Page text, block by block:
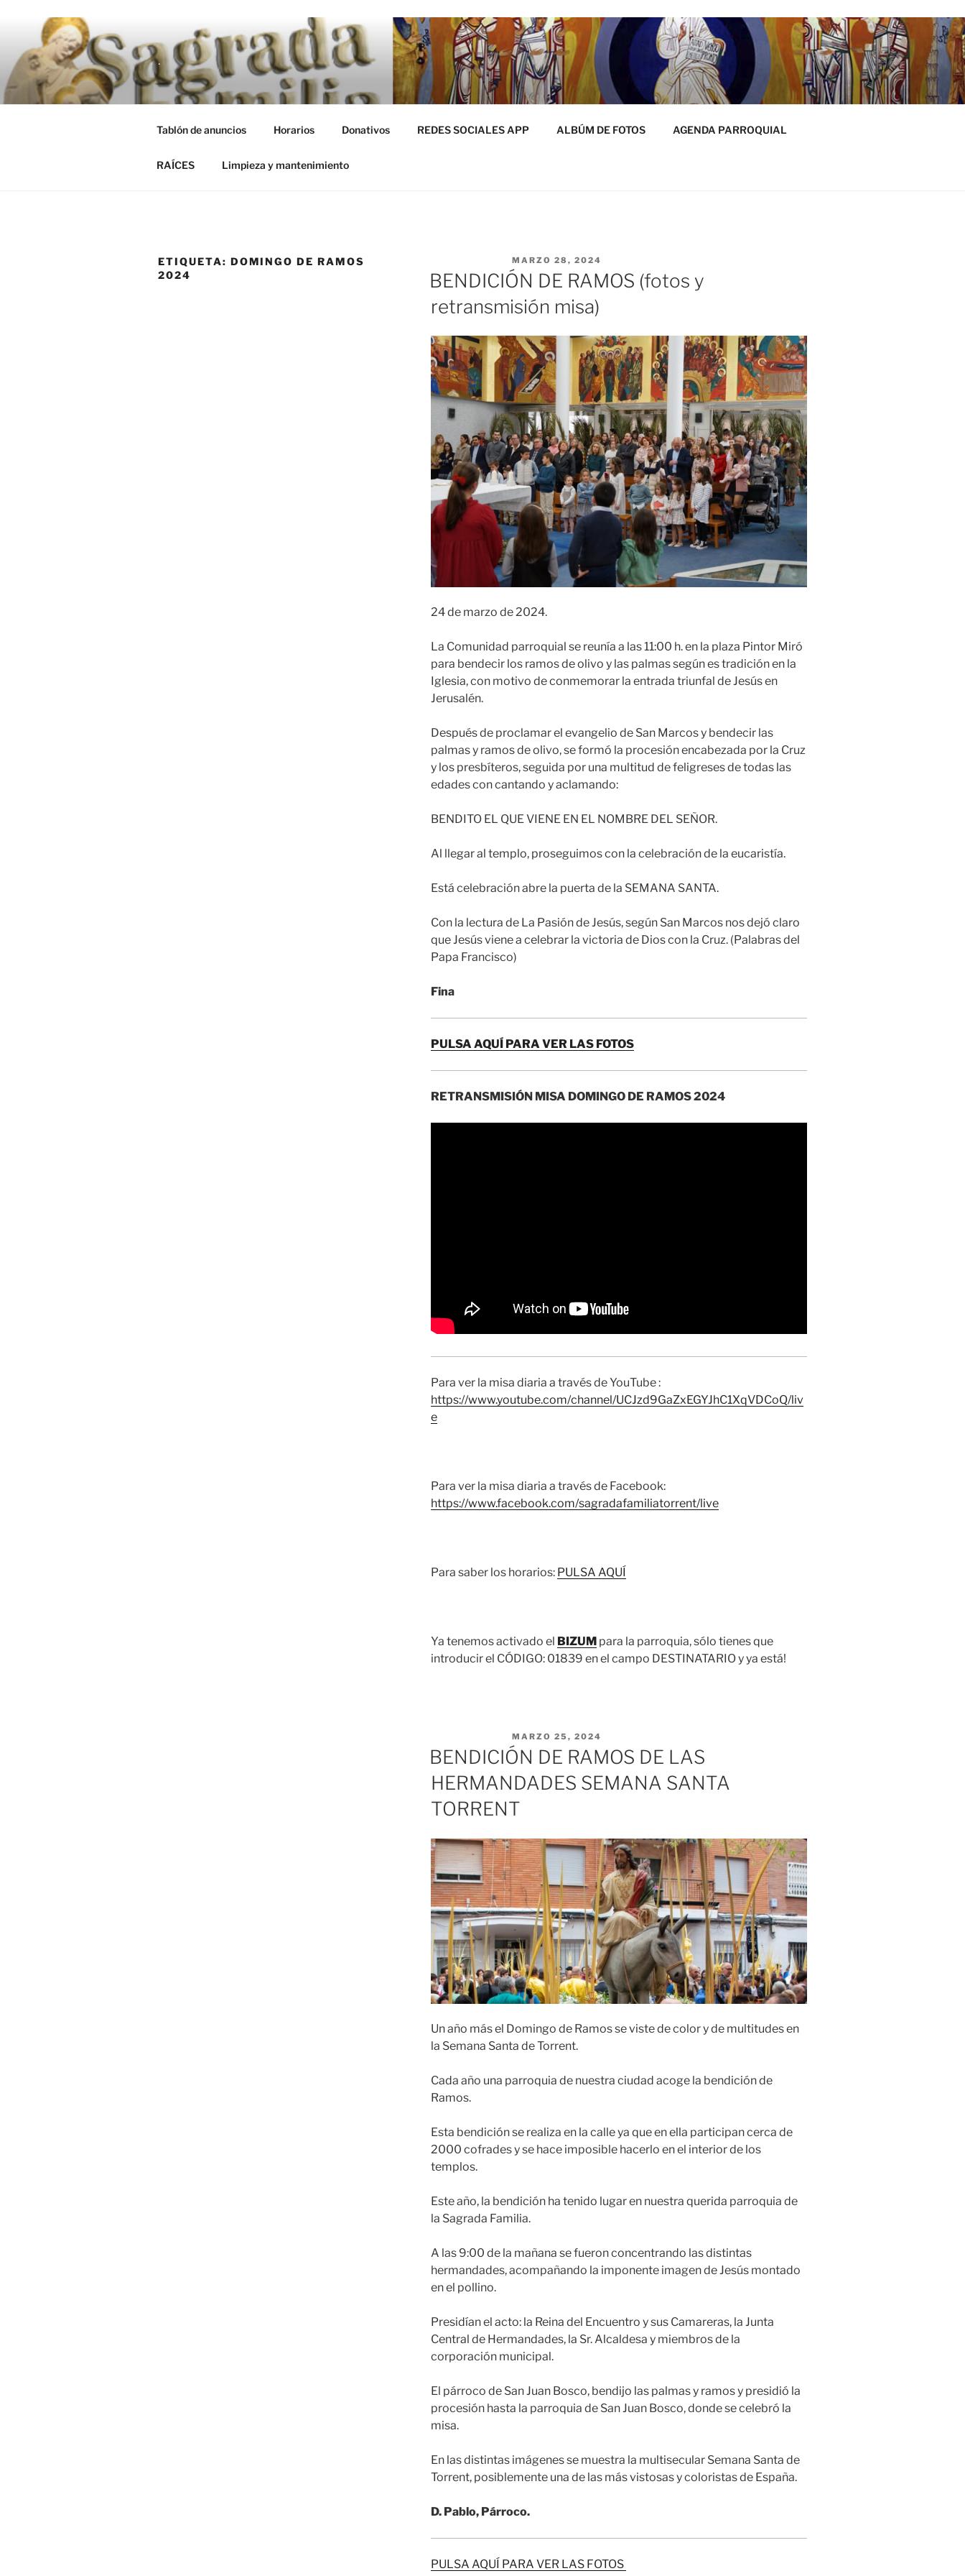
.
Tablón de anuncios Horarios Donativos REDES SOCIALES APP ALBÚM DE FOTOS AGENDA PARROQUIAL
RAÍCES Limpieza y mantenimiento
ETIQUETA: DOMINGO DE RAMOS
2024
MARZO 28, 2024
BENDICIÓN DE RAMOS (fotos y
retransmisión misa)
24 de marzo de 2024.
La Comunidad parroquial se reunía a las 11:00 h. en la plaza Pintor Miró
para bendecir los ramos de olivo y las palmas según es tradición en la
Iglesia, con motivo de conmemorar la entrada triunfal de Jesús en
Jerusalén.
Después de proclamar el evangelio de San Marcos y bendecir las
palmas y ramos de olivo, se formó la procesión encabezada por la Cruz
y los presbíteros, seguida por una multitud de feligreses de todas las
edades con cantando y aclamando:
BENDITO EL QUE VIENE EN EL NOMBRE DEL SEÑOR.
Al llegar al templo, proseguimos con la celebración de la eucaristía.
Está celebración abre la puerta de la SEMANA SANTA.
Con la lectura de La Pasión de Jesús, según San Marcos nos dejó claro
que Jesús viene a celebrar la victoria de Dios con la Cruz. (Palabras del
Papa Francisco)
Fina
PULSA AQUÍ PARA VER LAS FOTOS
RETRANSMISIÓN MISA DOMINGO DE RAMOS 2024
Para ver la misa diaria a través de YouTube :
https://www.youtube.com/channel/UCJzd9GaZxEGYJhC1XqVDCoQ/liv
e
Para ver la misa diaria a través de Facebook:
https://www.facebook.com/sagradafamiliatorrent/live
Para saber los horarios: PULSA AQUÍ
Ya tenemos activado el BIZUM para la parroquia, sólo tienes que
introducir el CÓDIGO: 01839 en el campo DESTINATARIO y ya está!
MARZO 25, 2024
BENDICIÓN DE RAMOS DE LAS
HERMANDADES SEMANA SANTA
TORRENT
Un año más el Domingo de Ramos se viste de color y de multitudes en
la Semana Santa de Torrent.
Cada año una parroquia de nuestra ciudad acoge la bendición de
Ramos.
Esta bendición se realiza en la calle ya que en ella participan cerca de
2000 cofrades y se hace imposible hacerlo en el interior de los
templos.
Este año, la bendición ha tenido lugar en nuestra querida parroquia de
la Sagrada Familia.
A las 9:00 de la mañana se fueron concentrando las distintas
hermandades, acompañando la imponente imagen de Jesús montado
en el pollino.
Presidían el acto: la Reina del Encuentro y sus Camareras, la Junta
Central de Hermandades, la Sr. Alcaldesa y miembros de la
corporación municipal.
El párroco de San Juan Bosco, bendijo las palmas y ramos y presidió la
procesión hasta la parroquia de San Juan Bosco, donde se celebró la
misa.
En las distintas imágenes se muestra la multisecular Semana Santa de
Torrent, posiblemente una de las más vistosas y coloristas de España.
D. Pablo, Párroco.
PULSA AQUÍ PARA VER LAS FOTOS